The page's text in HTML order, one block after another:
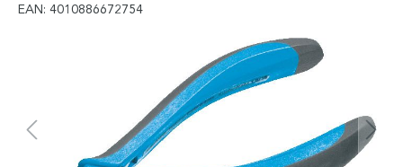
EAN: 4010886672754